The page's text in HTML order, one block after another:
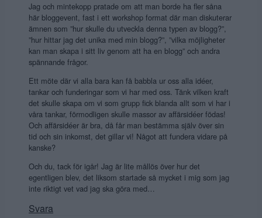
Jag och mintekopp pratade om att man borde ha fler såna
här bloggevent, fast i ett workshop format där man diskuterar
ämnen som ”hur skulle du utveckla denna typen av blogg?”,
”hur hittar jag det unika med min blogg?”, ”vilka möjligheter
kan man skapa i sitt liv genom att ha en blogg” och andra
spännande frågor.
Ett möte där vi alla bara kan få babbla ur oss alla idéer,
tankar och funderingar som vi har med oss. Tänk vilken kraft
det skulle skapa om vi som grupp fick blanda allt som vi har i
våra tankar, förmodligen skulle massor av affärsidéer födas!
Och affärsidéer är bra, då får man bestämma själv över sin
tid och sin inkomst, det gillar vi! Något att fundera vidare på
kanske?
Och du, tack för igår! Jag är lite mållös över hur det
egentligen blev, det liksom startade så mycket i mig som jag
inte riktigt vet vad jag ska göra med…
Svara